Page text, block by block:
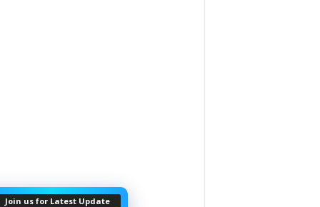
Join us for Latest Update